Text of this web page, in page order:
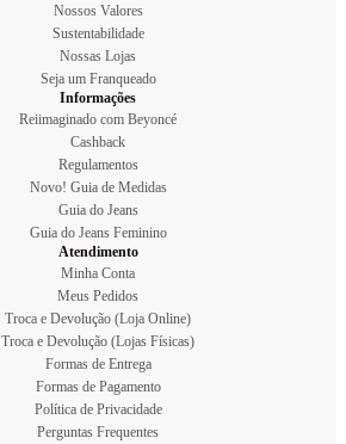
Nossos Valores
Sustentabilidade
Nossas Lojas
Seja um Franqueado
Informações
Reiimaginado com Beyoncé
Cashback
Regulamentos
Novo! Guia de Medidas
Guia do Jeans
Guia do Jeans Feminino
Atendimento
Minha Conta
Meus Pedidos
Troca e Devolução (Loja Online)
Troca e Devolução (Lojas Físicas)
Formas de Entrega
Formas de Pagamento
Política de Privacidade
Perguntas Frequentes